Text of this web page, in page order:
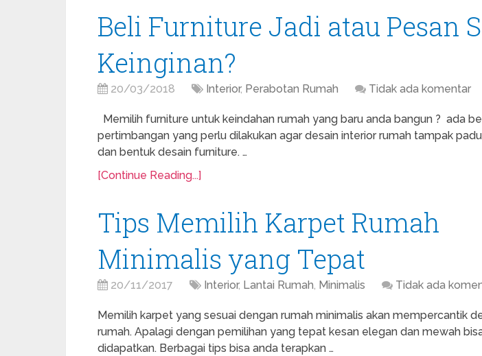
Beli Furniture Jadi atau Pesan
Keinginan?
20/03/2018 Interior, Perabotan Rumah Tidak ada komentar
Memilih furniture untuk keindahan rumah yang baru anda bangun ? ada
pertimbangan yang perlu dilakukan agar desain interior rumah tampak
dan bentuk desain furniture. …
[Continue Reading...]
Tips Memilih Karpet Rumah
Minimalis yang Tepat
20/11/2017 Interior, Lantai Rumah, Minimalis Tidak ada
Memilih karpet yang sesuai dengan rumah minimalis akan mempercantik
rumah. Apalagi dengan pemilihan yang tepat kesan elegan dan mewah
didapatkan. Berbagai tips bisa anda terapkan …